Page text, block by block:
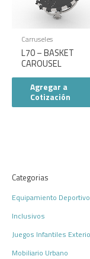
Categorias
Equipamiento Deportivo
Inclusivos
Juegos Infantiles
Mobiliario Urbano
Carruseles
L70 – BASKET
CAROUSEL
Agregar a
Cotización